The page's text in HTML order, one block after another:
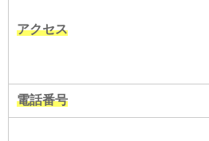
アクセス
電話番号